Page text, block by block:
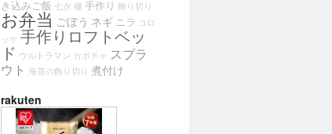
き込みご飯 七夕 棚 手作り 飾り切り
お弁当 ごぼう ネギ ニラ コロ
ッケ 手作りロフトベッ
ド ウルトラマン カボチャ スプラ
ウト 海苔の飾り切り 煮付け
rakuten